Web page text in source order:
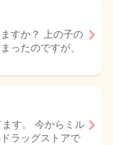
すか？ 上の子の
ったのですが、
す。 今からミル
ラッグストアで